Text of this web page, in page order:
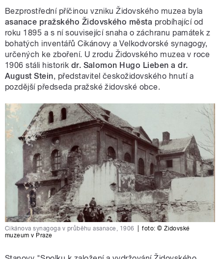
Bezprostřední příčinou vzniku Židovského muzea byla
asanace pražského Židovského města probíhající od
roku 1895 a s ní související snaha o záchranu památek z
bohatých inventářů Cikánovy a Velkodvorské synagogy,
určených ke zboření. U zrodu Židovského muzea v roce
1906 stáli historik dr. Salomon Hugo Lieben a dr.
August Stein, představitel českožidovského hnutí a
pozdější předseda pražské židovské obce.
Cikánova synagoga v průběhu asanace, 1906 foto:© Židovské
muzeum v Praze